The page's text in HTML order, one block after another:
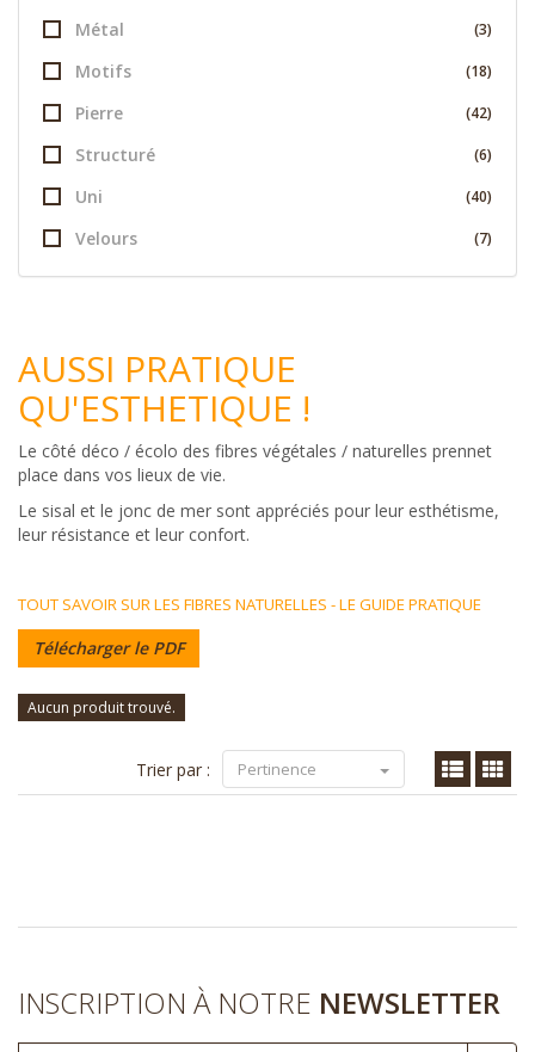
Métal (3)
Motifs (18)
Pierre (42)
Structuré (6)
Uni (40)
Velours (7)
AUSSI PRATIQUE
QU'ESTHETIQUE !
Le côté déco / écolo des fibres végétales / naturelles prennet
place dans vos lieux de vie.
Le sisal et le jonc de mer sont appréciés pour leur esthétisme,
leur résistance et leur confort.
TOUT SAVOIR SUR LES FIBRES NATURELLES - LE GUIDE PRATIQUE
Télécharger le PDF
Aucun produit trouvé.
Trier par : Pertinence
INSCRIPTION À NOTRE NEWSLETTER